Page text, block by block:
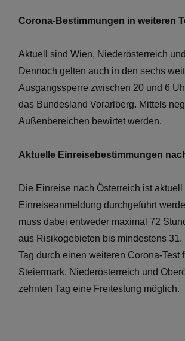
Corona-Bestimmungen in weiteren
Aktuell sind Wien, Niederösterreich
Dennoch gelten auch in den sechs
Ausgangssperre zwischen 20 und 6
das Bundesland Vorarlberg. Mittels
Außenbereichen bewirtet werden.
Aktuelle Einreisebestimmungen
Die Einreise nach Österreich ist
Einreiseanmeldung durchgeführt
muss dabei entweder maximal 72
aus Risikogebieten bis mindestens
Tag durch einen weiteren Corona-
Steiermark, Niederösterreich und
zehnten Tag eine Freitestung möglich.